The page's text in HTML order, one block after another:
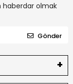
haberdar olmak
Gönder